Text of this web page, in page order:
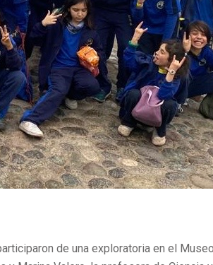
de una exploratoria en el